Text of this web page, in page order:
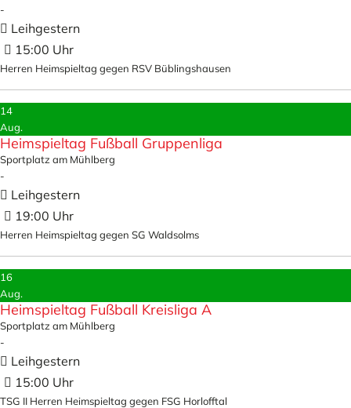
-
Leihgestern
15:00
Herren Heimspieltag gegen RSV Büblingshausen
14
Aug.
Heimspieltag Fußball Gruppenliga
Sportplatz am Mühlberg
-
Leihgestern
19:00
Herren Heimspieltag gegen SG Waldsolms
16
Aug.
Heimspieltag Fußball Kreisliga A
Sportplatz am Mühlberg
-
Leihgestern
15:00
TSG II Herren Heimspieltag gegen FSG Horlofftal